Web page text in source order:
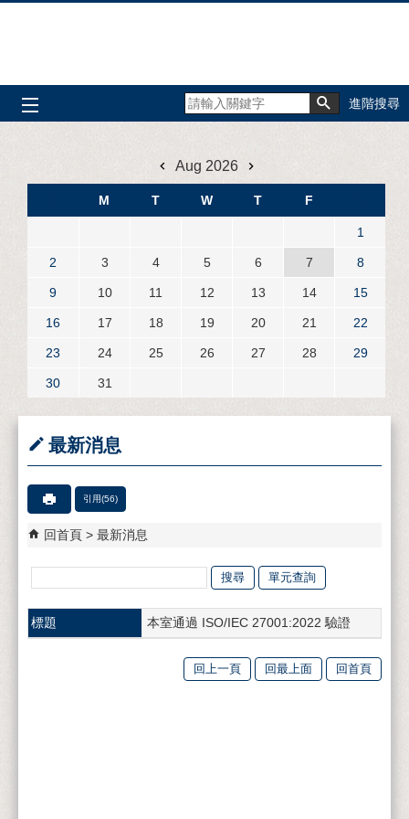
進階搜尋
Aug 2026
M T W T F
1
2 3 4 5 6 7 8
9 10 11 12 13 14 15
16 17 18 19 20 21 22
23 24 25 26 27 28 29
30 31
最新消息
引用(56)
回首頁 最新消息
關
鍵
字
單元查詢
標題 本室通過 ISO/IEC 27001:2022 驗證
回上一頁 回最上面 回首頁